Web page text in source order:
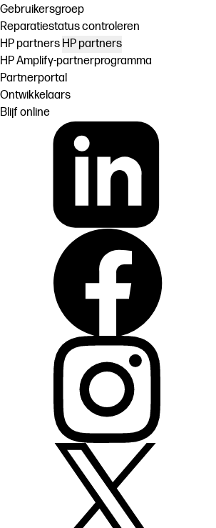
Gebruikersgroep
Reparatiestatus controleren
HP partners HP partners
HP Amplify-partnerprogramma
Partnerportal
Ontwikkelaars
Blijf online